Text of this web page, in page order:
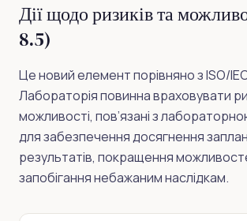
Дії щодо ризиків та
8.5)
Це новий елемент порівняно з ISO/
Лабораторія повинна враховувати
можливості, пов’язані з
для забезпечення досягнення
результатів, покращення
запобігання небажаним наслідкам.